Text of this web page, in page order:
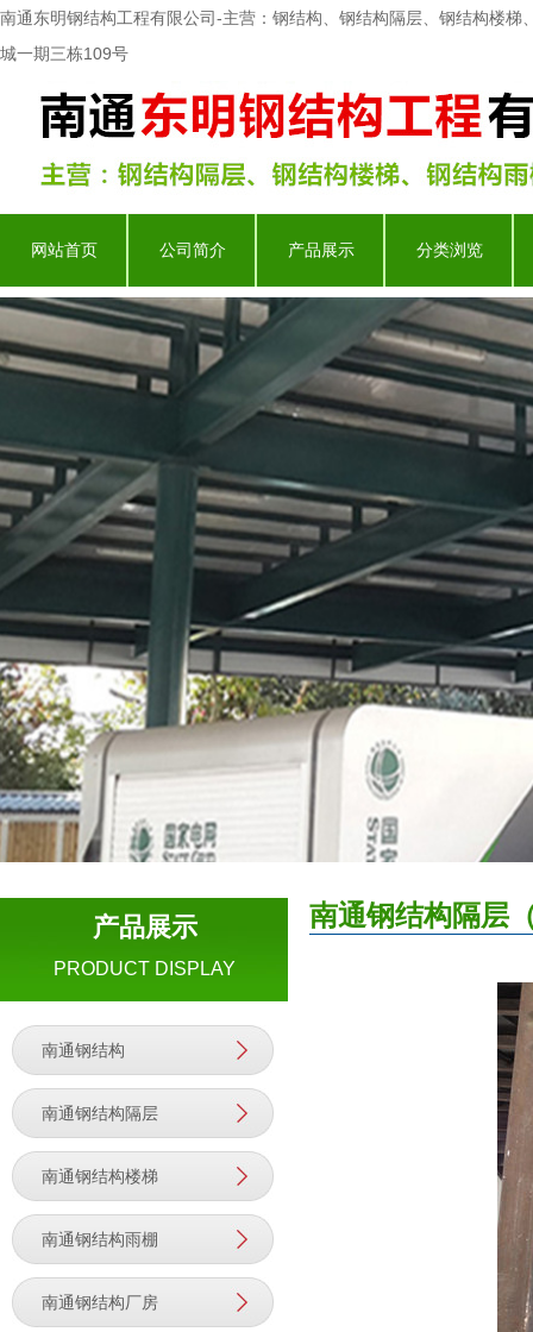
南通东明钢结构工程有限公司-主营：钢结构、钢结构隔层、钢结构楼
城一期三栋109号
网站首页 公司简介 产品展示 分类浏览
产品展示
PRODUCT DISPLAY
南通钢结构
南通钢结构隔层
南通钢结构楼梯
南通钢结构雨棚
南通钢结构厂房
南通钢结构隔层